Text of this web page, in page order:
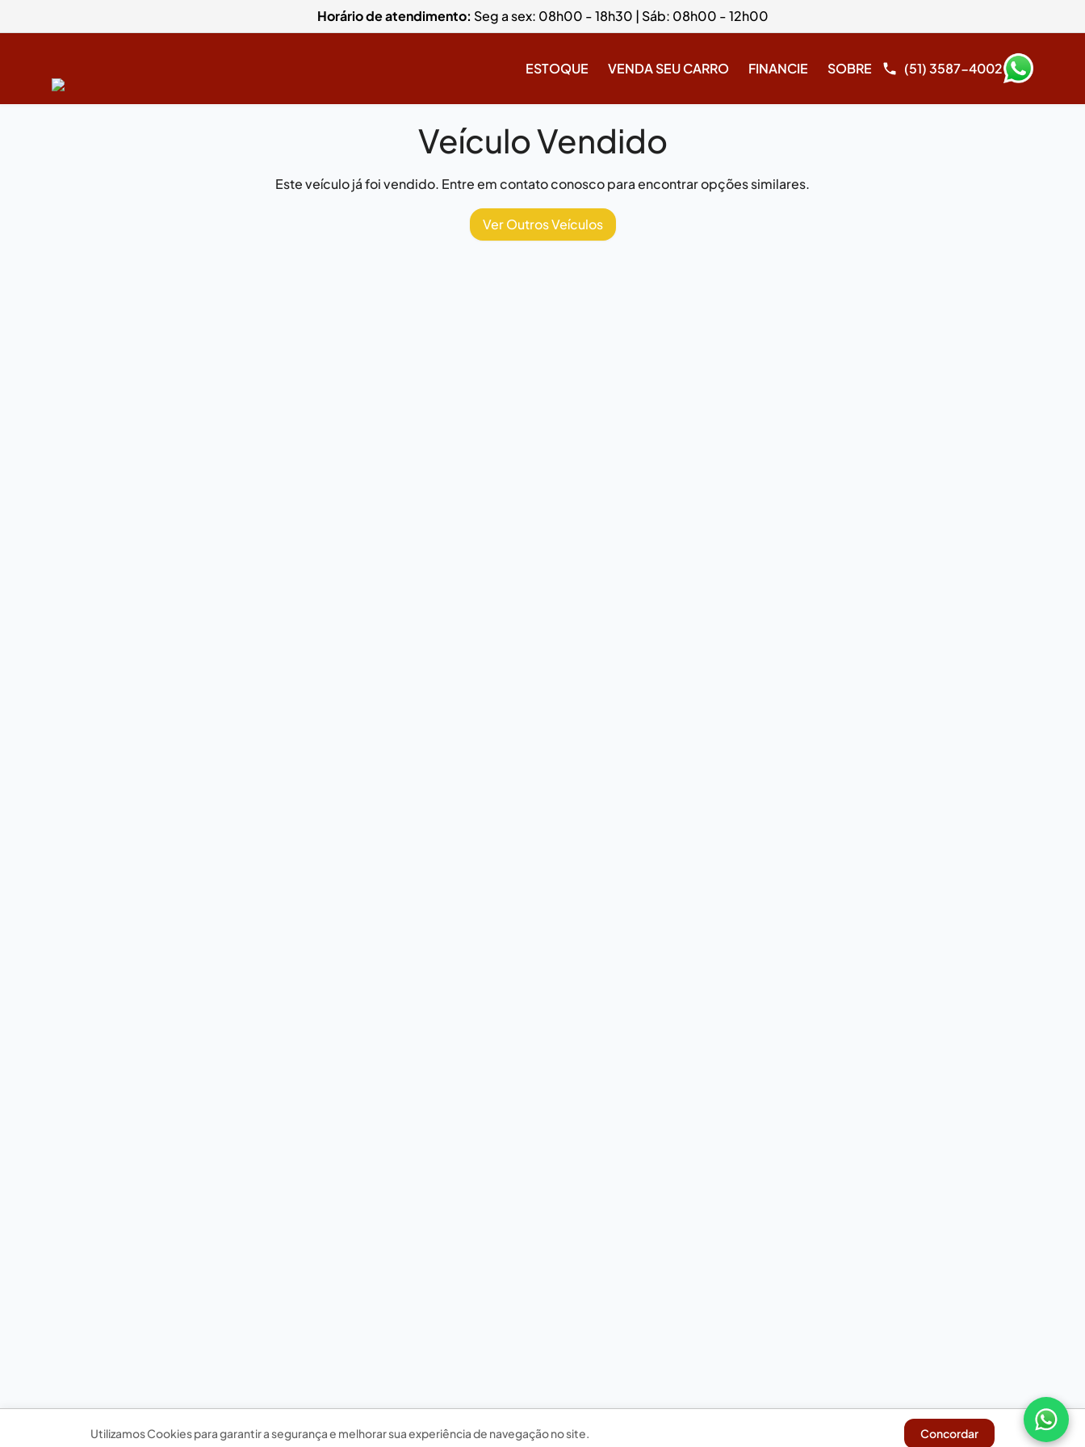
Horário de atendimento: Seg a sex: 08h00 - 18h30 | Sáb: 08h00 - 12h00
ESTOQUE VENDA SEU CARRO FINANCIE SOBRE (51) 3587-4002
Veículo Vendido
Este veículo já foi vendido. Entre em contato conosco para encontrar opções similares.
Ver Outros Veículos
Utilizamos Cookies para garantir a segurança e melhorar sua experiência de navegação no site. Concordar